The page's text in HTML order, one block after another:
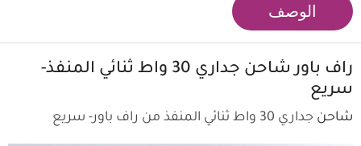
الوصف
راف باور
شاحن جداري 30 واط ثنائي المنفذ-
سريع
شاحن جداري 30 واط ثنائي المنفذ من راف باور- سريع